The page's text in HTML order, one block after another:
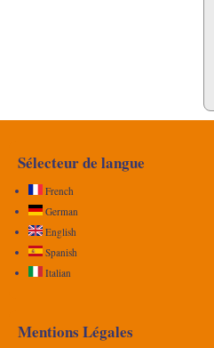
Sélecteur de langue
French
German
English
Spanish
Italian
Mentions Légales